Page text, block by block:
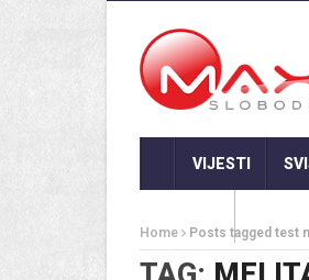
VIJESTI
Home Posts tagged test